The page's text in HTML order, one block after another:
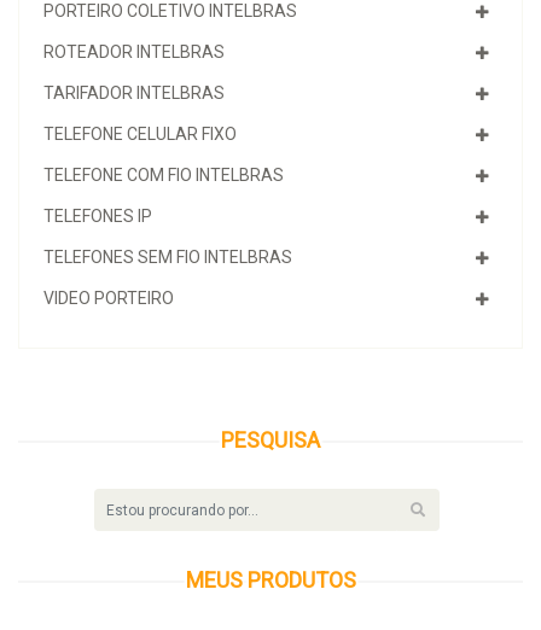
PORTEIRO COLETIVO INTELBRAS
ROTEADOR INTELBRAS
TARIFADOR INTELBRAS
TELEFONE CELULAR FIXO
TELEFONE COM FIO INTELBRAS
TELEFONES IP
TELEFONES SEM FIO INTELBRAS
VIDEO PORTEIRO
PESQUISA
MEUS PRODUTOS